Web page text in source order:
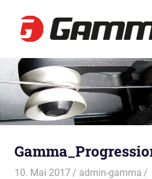
Zum
Inhalt
springen
10. Mai 2017 admin-gamma